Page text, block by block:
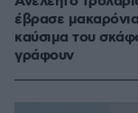
έβρασε
καύσιμα του
γράφουν